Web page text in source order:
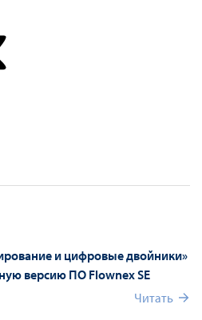
и цифровые двойники»
версию ПО Flownex SE
Читать